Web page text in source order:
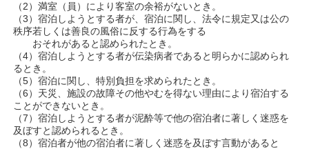
（2）満室（員）により客室の余裕がないとき。
（3）宿泊しようとする者が、宿泊に関し、法令に規定又は公の
秩序若しくは善良の風俗に反する行為をする
おそれがあると認められたとき。
（4）宿泊しようとする者が伝染病者であると明らかに認められ
るとき。
（5）宿泊に関し、特別負担を求められたとき。
（6）天災、施設の故障その他やむを得ない理由により宿泊する
ことができないとき。
（7）宿泊しようとする者が泥酔等で他の宿泊者に著しく迷惑を
及ぼすと認められるとき。
（8）宿泊者が他の宿泊者に著しく迷惑を及ぼす言動があると